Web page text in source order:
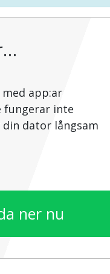
app:ar
fungerar inte
dator långsam
ner nu